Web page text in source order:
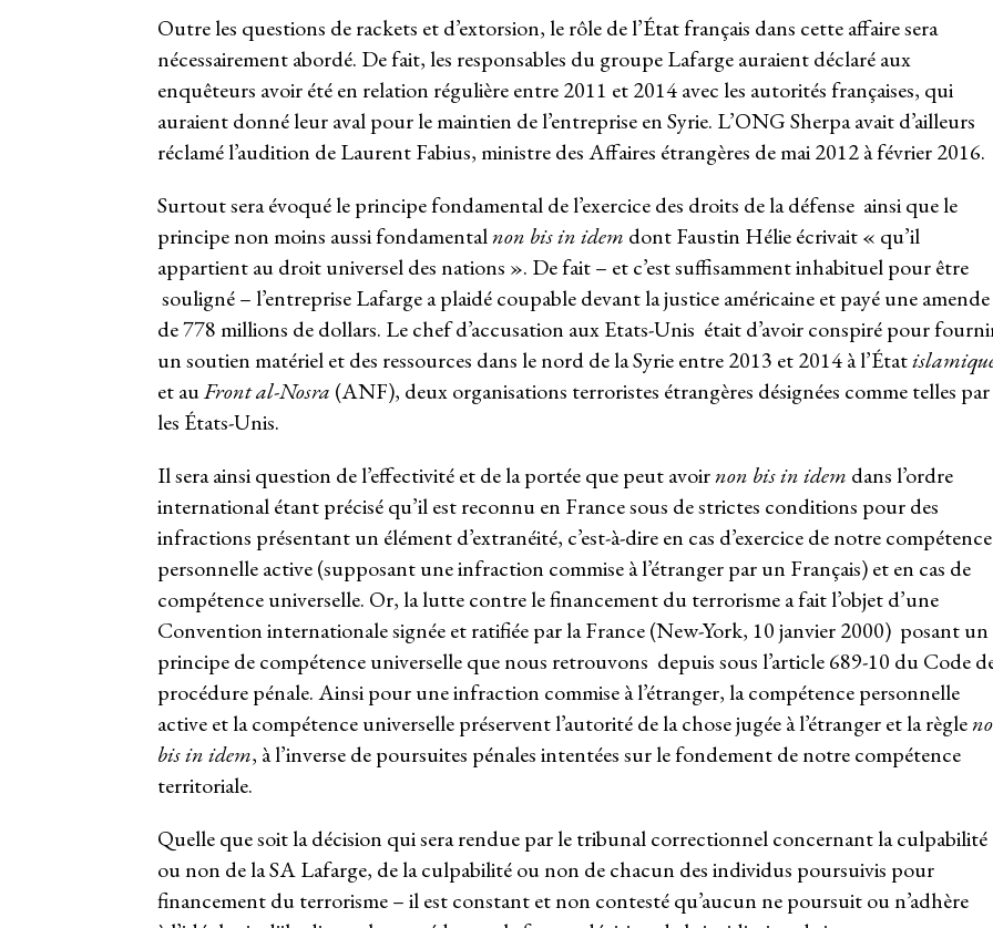
Outre les questions de rackets et d’extorsion, le rôle de l’État français dans cette affaire sera
nécessairement abordé. De fait, les responsables du groupe Lafarge auraient déclaré aux
enquêteurs avoir été en relation régulière entre 2011 et 2014 avec les autorités françaises, qui
auraient donné leur aval pour le maintien de l’entreprise en Syrie. L’ONG Sherpa avait d’ailleurs
réclamé l’audition de Laurent Fabius, ministre des Affaires étrangères de mai 2012 à février 2016.
Surtout sera évoqué le principe fondamental de l’exercice des droits de la défense ainsi que le
principe non moins aussi fondamentalnon bis in idem dont Faustin Hélie écrivait « qu’il
appartient au droit universel des nations ». De fait – et c’est suffisamment inhabituel pour être
souligné – l’entreprise Lafarge a plaidé coupable devant la justice américaine et payé une amende
de 778 millions de dollars. Le chef d’accusation aux Etats-Unis était d’avoir conspiré pour
un soutien matériel et des ressources dans le nord de la Syrie entre 2013 et 2014 à l’État
et auFront al-Nosra (ANF), deux organisations terroristes étrangères désignées comme telles par
les États-Unis.
Il sera ainsi question de l’effectivité et de la portée que peut avoirnon bis in idem dans l’ordre
international étant précisé qu’il est reconnu en France sous de strictes conditions pour des
infractions présentant un élément d’extranéité, c’est-à-dire en cas d’exercice de notre compétence
personnelle active (supposant une infraction commise à l’étranger par un Français) et en cas de
compétence universelle. Or, la lutte contre le financement du terrorisme a fait l’objet d’une
Convention internationale signée et ratifiée par la France (New-York, 10 janvier 2000) posant un
principe de compétence universelle que nous retrouvons depuis sous l’article 689-10 du Code
procédure pénale. Ainsi pour une infraction commise à l’étranger, la compétence personnelle
active et la compétence universelle préservent l’autorité de la chose jugée à l’étranger et la règle
bis in idem, à l’inverse de poursuites pénales intentées sur le fondement de notre compétence
territoriale.
Quelle que soit la décision qui sera rendue par le tribunal correctionnel concernant la culpabilité
ou non de la SA Lafarge, de la culpabilité ou non de chacun des individus poursuivis pour
financement du terrorisme – il est constant et non contesté qu’aucun ne poursuit ou n’adhère